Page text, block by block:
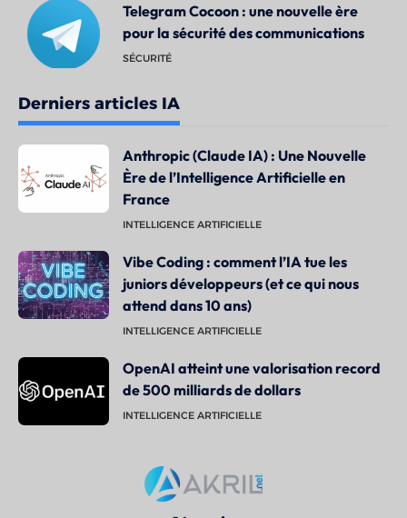
Telegram Cocoon : une nouvelle ère
pour la sécurité des communications
SÉCURITÉ
Derniers articles IA
Anthropic (Claude IA) : Une Nouvelle
Ère de l’Intelligence Artificielle en
France
INTELLIGENCE ARTIFICIELLE
Vibe Coding : comment l’IA tue les
juniors développeurs (et ce qui nous
attend dans 10 ans)
INTELLIGENCE ARTIFICIELLE
OpenAI atteint une valorisation record
de 500 milliards de dollars
INTELLIGENCE ARTIFICIELLE